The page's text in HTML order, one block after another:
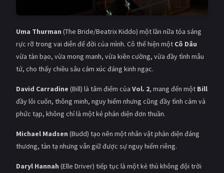
Uma Thurman (The Bride/Beatrix Kiddo) một lần nữa tỏa sáng
rực rỡ trong vai diễn để đời của mình. Cô thể hiện một Cô Dâu
vừa tàn bạo, vừa mong manh, vừa kiên cường, vừa đầy tình mẫu
tử, cho thấy chiều sâu cảm xúc đáng kinh ngạc.
David Carradine (Bill) là tâm điểm của Vol. 2, mang đến một Bill
đầy lôi cuốn, thông minh, nguy hiểm nhưng cũng đầy tình cảm và
phức tạp, không chỉ là một kẻ phản diện đơn thuần.
Michael Madsen (Budd) tạo nên một nhân vật phản diện đáng
thương, tàn tạ nhưng vẫn giữ được sự nguy hiểm riêng.
Daryl Hannah (Elle Driver) tiếp tục là một kẻ thù không đội trời